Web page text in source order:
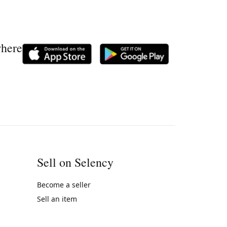
Sell on Selency
Become a seller
Sell an item